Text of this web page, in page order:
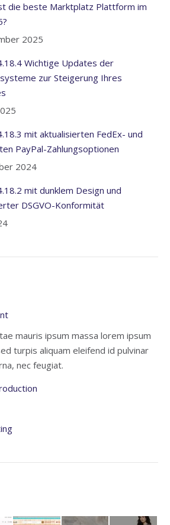
die beste Marktplatz Plattform im
2025
Wichtige Updates der
zur Steigerung Ihres
mit aktualisierten FedEx- und
PayPal-Zahlungsoptionen
2024
mit dunklem Design und
DSGVO-Konformität
mauris ipsum massa lorem ipsum
turpis aliquam eleifend id pulvinar
nec feugiat.